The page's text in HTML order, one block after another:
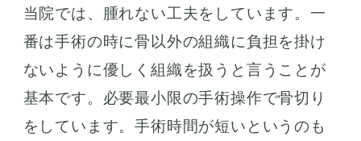
当院では、腫れない工夫をしています。一
番は手術の時に骨以外の組織に負担を掛け
ないように優しく組織を扱うと言うことが
基本です。必要最小限の手術操作で骨切り
をしています。手術時間が短いというのも